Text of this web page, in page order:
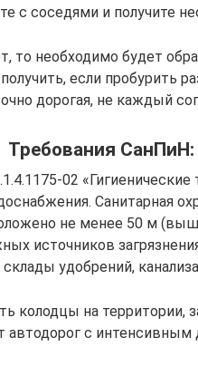
с соседями и получите
то необходимо будет
если пробурить
дорогая, не каждый
Требования СанПиН:
02
Санитарная
не менее 50 м
источников
удобрений,
колодцы на территории,
автодорог с интенсивным